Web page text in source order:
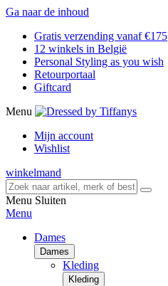
Ga naar de inhoud
Gratis verzending vanaf €175
12 winkels in België
Personal Styling as you wish
Retourportaal
Giftcard
Menu
Mijn account
Wishlist
winkelmand
Menu Sluiten
Menu
Dames
Dames
Kleding
Kleding